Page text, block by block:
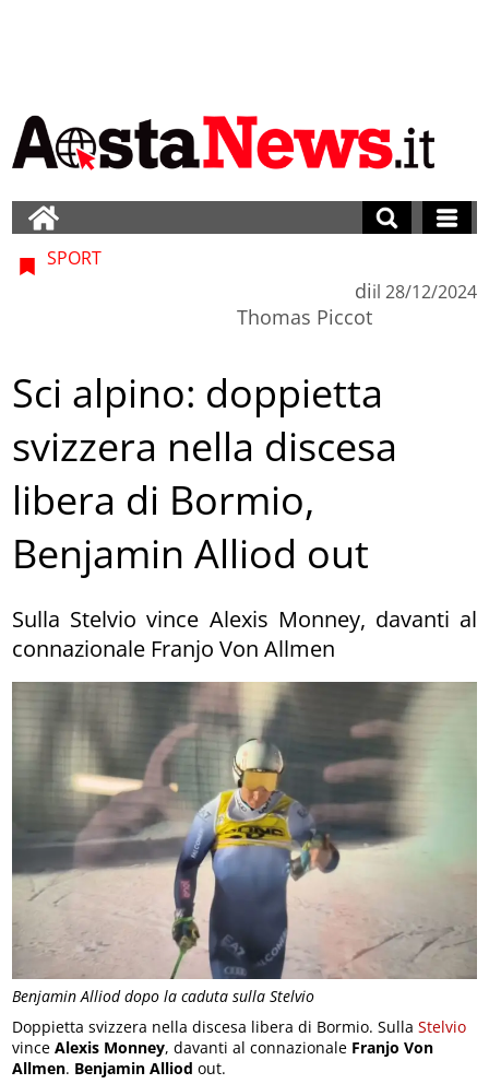
Benjamin Alliod dopo la caduta sulla Stelvio
SPORT
di
Thomas Piccot
il 28/12/2024
Sci alpino: doppietta
svizzera nella discesa
libera di Bormio,
Benjamin Alliod out
Sulla Stelvio vince Alexis Monney, davanti al
connazionale Franjo Von Allmen
Doppietta svizzera nella discesa libera di Bormio. SullaStelvio
vinceAlexis Monney, davanti al connazionale Franjo Von
Allmen. Benjamin Alliod out.